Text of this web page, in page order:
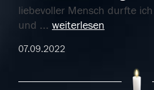
liebevoller Mensch durfte
und ... weiterlesen
07.09.2022